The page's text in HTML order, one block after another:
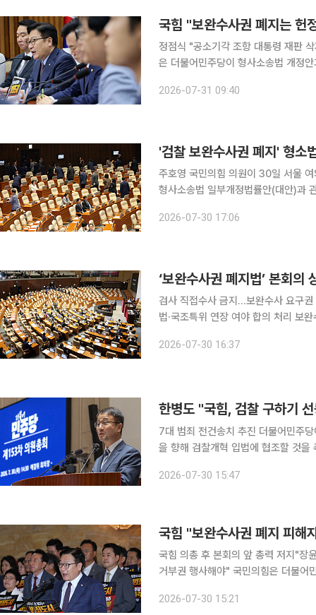
국힘 "보완수사권 폐지는 헌
정점식 "공소기각 조항 대통령 재판 삭제
은 더불어민주당이 형사소송법 개정
대표는 31일 국회에서 열린 원내대책
2026-07-31 09:40
'검찰 보완수사권 폐지' 형소
주호영 국민의힘 의원이 30일 서울
형사소송법 일부개정법률안(대안)과
2026-07-30 17:06
‘보완수사권 폐지법’ 본회
검사 직접수사 금지…보완수사 요구
법·국조특위 연장 여야 합의 처리 보완수사를 포함한 검사의 직접수사를 금지하는 형사소송법 개정
스터(무제한 토론)로 맞불을 놓으면
2026-07-30 16:37
한병도 "국힘, 검찰 구하기
7대 범죄 전건송치 추진 더불어민주당이 형사소송법 개정안의 국회 본회의 처리를 앞두고 국민의힘
을 향해 검찰개혁 입법에 협조할 것을
총회에서 한병도 민주당 대표 직무대
2026-07-30 15:47
국힘 "보완수사권 폐지 피해
국힘 의총 후 본회의 앞 총력 저지"
거부권 행사해야" 국민의힘은 더불어민주당이 형사소송법 개정안을 본회의에서 처리하려는 것과 관
나섰다. 국민의힘은 30일 국회에
2026-07-30 15:21